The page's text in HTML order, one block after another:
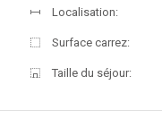
Localisation:
Surface carrez:
Taille du séjour: